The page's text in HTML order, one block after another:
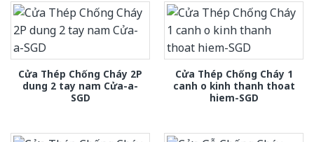
Cửa Thép Chống Cháy 2P
dung 2 tay nam Cửa-a-
SGD
Cửa Thép Chống Cháy 1
canh o kinh thanh thoat
hiem-SGD